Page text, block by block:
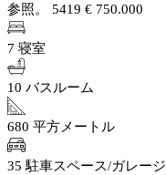
参照。 5419 € 750.000
7 寝室
10 バスルーム
680 平方メートル
35 駐車スペース/ガレージ